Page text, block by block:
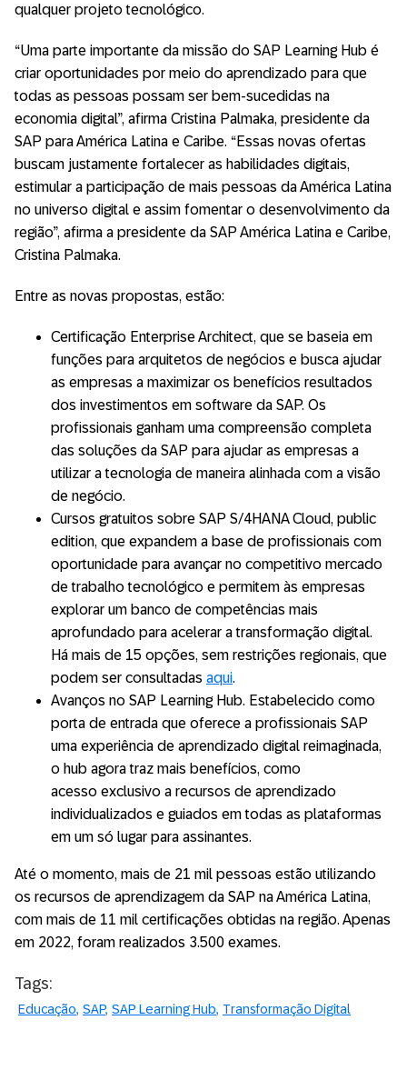
qualquer projeto tecnológico.
“Uma parte importante da missão do SAP Learning Hub é
criar oportunidades por meio do aprendizado para que
todas as pessoas possam ser bem-sucedidas na
economia digital”, afirma Cristina Palmaka, presidente da
SAP para América Latina e Caribe. “Essas novas ofertas
buscam justamente fortalecer as habilidades digitais,
estimular a participação de mais pessoas da América Latina
no universo digital e assim fomentar o desenvolvimento da
região”, afirma a presidente da SAP América Latina e Caribe,
Cristina Palmaka.
Entre as novas propostas, estão:
Certificação Enterprise Architect, que se baseia em
funções para arquitetos de negócios e busca ajudar
as empresas a maximizar os benefícios resultados
dos investimentos em software da SAP. Os
profissionais ganham uma compreensão completa
das soluções da SAP para ajudar as empresas a
utilizar a tecnologia de maneira alinhada com a visão
de negócio.
Cursos gratuitos sobre SAP S/4HANA Cloud, public
edition, que expandem a base de profissionais com
oportunidade para avançar no competitivo mercado
de trabalho tecnológico e permitem às empresas
explorar um banco de competências mais
aprofundado para acelerar a transformação digital.
Há mais de 15 opções, sem restrições regionais, que
podem ser consultadas aqui.
Avanços no SAP Learning Hub. Estabelecido como
porta de entrada que oferece a profissionais SAP
uma experiência de aprendizado digital reimaginada,
o hub agora traz mais benefícios, como
acesso exclusivo a recursos de aprendizado
individualizados e guiados em todas as plataformas
em um só lugar para assinantes.
Até o momento, mais de 21 mil pessoas estão utilizando
os recursos de aprendizagem da SAP na América Latina,
com mais de 11 mil certificações obtidas na região. Apenas
em 2022, foram realizados 3.500 exames.
Tags:
Educação SAP SAP Learning Hub Transformação Digital